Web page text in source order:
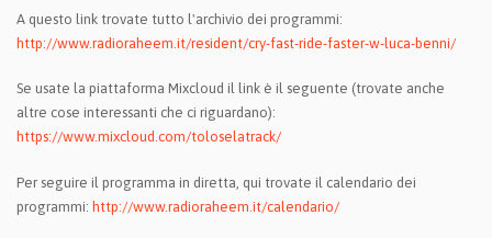
A questo link trovate tutto l'archivio dei programmi:
http://www.radioraheem.it/resident/cry-fast-ride-faster-w-luca-benni/
Se usate la piattaforma Mixcloud il link è il seguente (trovate anche
altre cose interessanti che ci riguardano):
https://www.mixcloud.com/toloselatrack/
Per seguire il programma in diretta, qui trovate il calendario dei
programmi: http://www.radioraheem.it/calendario/